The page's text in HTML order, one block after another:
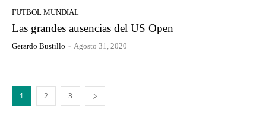
FUTBOL MUNDIAL
Las grandes ausencias del US Open
Gerardo Bustillo - Agosto 31, 2020
1 2 3